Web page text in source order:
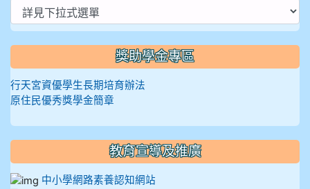
獎助學金專區
行天宮資優學生長期培育辦法
原住民優秀獎學金簡章
教育宣導及推廣
中小學網路素養認知網站